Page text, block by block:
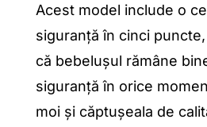
Acest model include o
siguranță în cinci
că bebelușul rămâne
siguranță în orice
moi și căptușeala de